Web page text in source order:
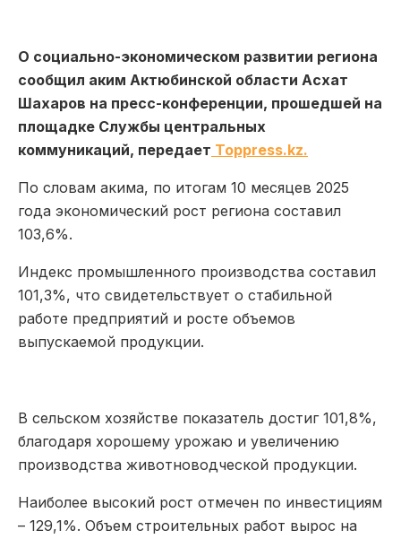
О социально-экономическом развитии региона
сообщил аким Актюбинской области Асхат
Шахаров на пресс-конференции, прошедшей на
площадке Службы центральных
коммуникаций, передает Toppress.kz.
По словам акима, по итогам 10 месяцев 2025
года экономический рост региона составил
103,6%.
Индекс промышленного производства составил
101,3%, что свидетельствует о стабильной
работе предприятий и росте объемов
выпускаемой продукции.
В сельском хозяйстве показатель достиг 101,8%,
благодаря хорошему урожаю и увеличению
производства животноводческой продукции.
Наиболее высокий рост отмечен по инвестициям
– 129,1%. Объем строительных работ вырос на